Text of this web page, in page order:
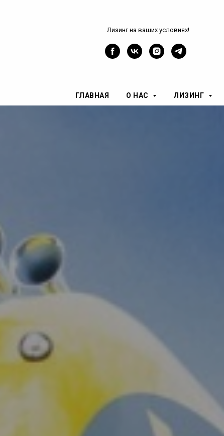
Лизинг на ваших условиях!
ГЛАВНАЯ О НАС ЛИЗИНГ